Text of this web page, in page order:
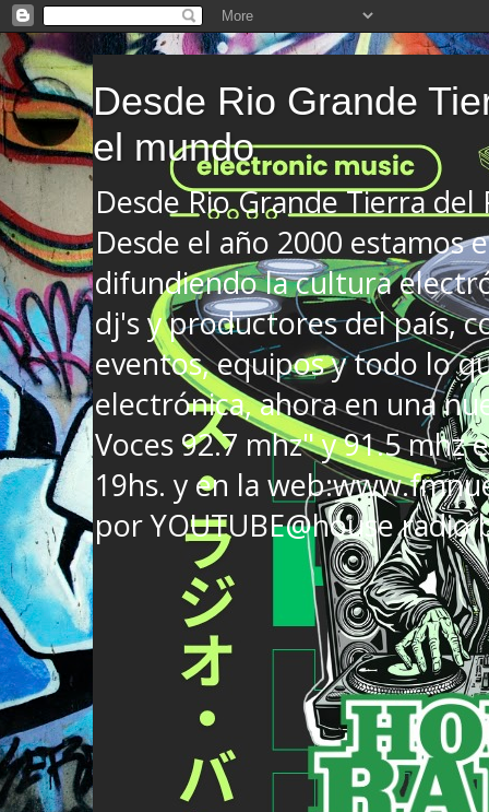
Desde Rio Grande
el mundo
Desde Rio Grande Tierra
Desde el año 2000 estamos
difundiendo la cultura
dj's y productores del país,
eventos, equipos y todo lo
electrónica, ahora en una
Voces 92.7 mhz" y 91.5 mhz
19hs. y en la
por YOUTUBE@house radio